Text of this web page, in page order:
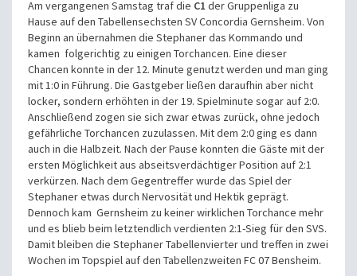
Am vergangenen Samstag traf die C1 der Gruppenliga zu
Hause auf den Tabellensechsten SV Concordia Gernsheim. Von
Beginn an übernahmen die Stephaner das Kommando und
kamen folgerichtig zu einigen Torchancen. Eine dieser
Chancen konnte in der 12. Minute genutzt werden und man ging
mit 1:0 in Führung. Die Gastgeber ließen daraufhin aber nicht
locker, sondern erhöhten in der 19. Spielminute sogar auf 2:0.
Anschließend zogen sie sich zwar etwas zurück, ohne jedoch
gefährliche Torchancen zuzulassen. Mit dem 2:0 ging es dann
auch in die Halbzeit. Nach der Pause konnten die Gäste mit der
ersten Möglichkeit aus abseitsverdächtiger Position auf 2:1
verkürzen. Nach dem Gegentreffer wurde das Spiel der
Stephaner etwas durch Nervosität und Hektik geprägt.
Dennoch kam Gernsheim zu keiner wirklichen Torchance mehr
und es blieb beim letztendlich verdienten 2:1-Sieg für den SVS.
Damit bleiben die Stephaner Tabellenvierter und treffen in zwei
Wochen im Topspiel auf den Tabellenzweiten FC 07 Bensheim.